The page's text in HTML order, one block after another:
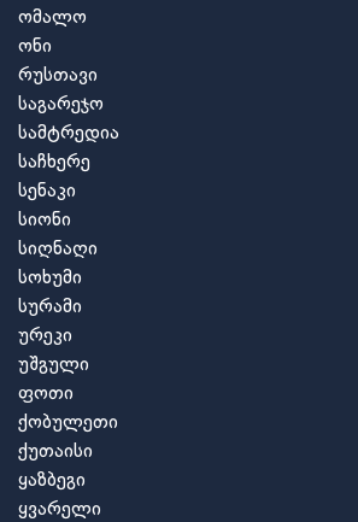
ომალო
ონი
რუსთავი
საგარეჯო
სამტრედია
საჩხერე
სენაკი
სიონი
სიღნაღი
სოხუმი
სურამი
ურეკი
უშგული
ფოთი
ქობულეთი
ქუთაისი
ყაზბეგი
ყვარელი